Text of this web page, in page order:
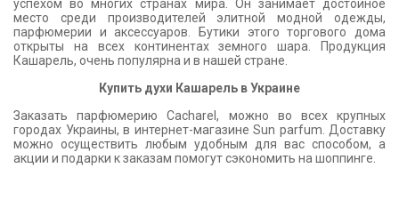
успехом во многих странах мира. Он занимает достойное
место среди производителей элитной модной одежды,
парфюмерии и аксессуаров. Бутики этого торгового дома
открыты на всех континентах земного шара. Продукция
Кашарель, очень популярна и в нашей стране.
Купить духи Кашарель в Украине
Заказать парфюмерию Cacharel, можно во всех крупных
городах Украины, в интернет-магазине Sun parfum. Доставку
можно осуществить любым удобным для вас способом, а
акции и подарки к заказам помогут сэкономить на шоппинге.